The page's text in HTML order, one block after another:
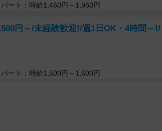
ート：時給1,460円～1,960円
円～/未経験歓迎!/週1日OK・4時間～!/
ート：時給1,500円～1,600円